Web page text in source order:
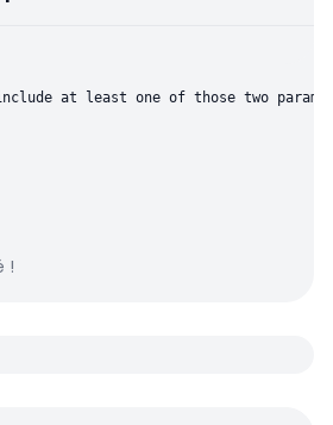
include at least one of those two
!